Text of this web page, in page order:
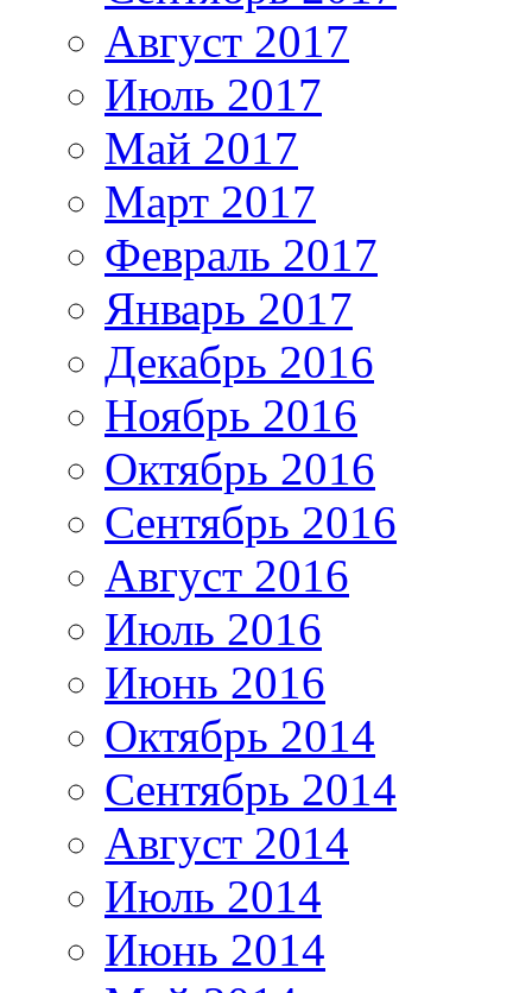
Август 2017
Июль 2017
Май 2017
Март 2017
Февраль 2017
Январь 2017
Декабрь 2016
Ноябрь 2016
Октябрь 2016
Сентябрь 2016
Август 2016
Июль 2016
Июнь 2016
Октябрь 2014
Сентябрь 2014
Август 2014
Июль 2014
Июнь 2014